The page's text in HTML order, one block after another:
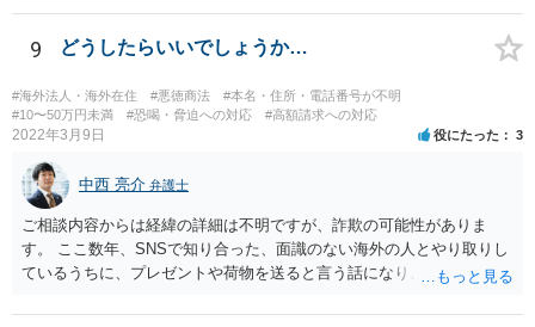
に相談に行かれてください
9 どうしたらいいでしょうか…
#海外法人・海外在住 #悪徳商法
#本名・住所・電話番号が不明
#10〜50万円未満
#恐喝・脅迫への対応 #高額請求への対応
2022年3月9日 役にたった 3
中西 亮介 弁護士
ご相談内容からは経緯の詳細は不明ですが、詐欺の可能性がありま
す。 ここ数年、SNSで知り合った、面識のない海外の人とやり取りし
ているうちに、プレゼントや荷物を送ると言う話になり、通関料等の
います。 本件でも、住所を教えてしまったとしても、職場まで特定す